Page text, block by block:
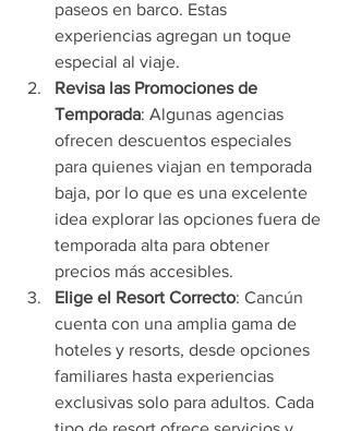
paseos en barco. Estas
experiencias agregan un toque
especial al viaje.
Revisa las Promociones de
Temporada: Algunas agencias
ofrecen descuentos especiales
para quienes viajan en temporada
baja, por lo que es una excelente
idea explorar las opciones fuera de
temporada alta para obtener
precios más accesibles.
Elige el Resort Correcto: Cancún
cuenta con una amplia gama de
hoteles y resorts, desde opciones
familiares hasta experiencias
exclusivas solo para adultos. Cada